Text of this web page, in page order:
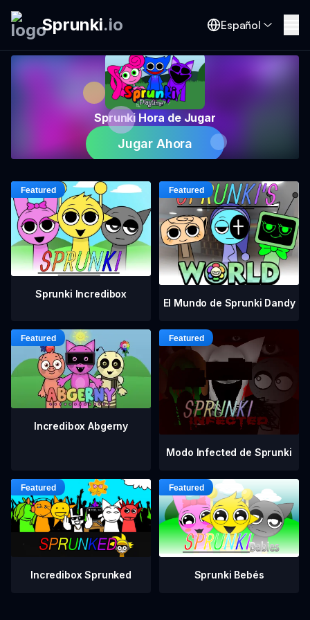
Sprunki.io Español
Sprunki Hora de Jugar
Jugar Ahora
Sprunki Incredibox
El Mundo de Sprunki Dandy
Incredibox Abgerny
Modo Infected de Sprunki
Incredibox Sprunked Sprunki Bebés